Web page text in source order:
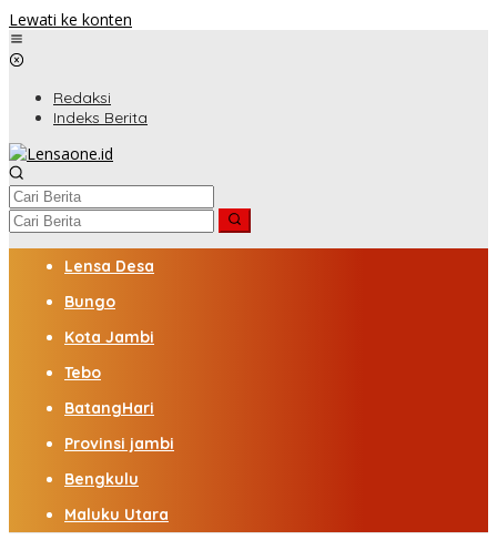
Lewati ke konten
Redaksi
Indeks Berita
Lensa Desa
Bungo
Kota Jambi
Tebo
BatangHari
Provinsi jambi
Bengkulu
Maluku Utara